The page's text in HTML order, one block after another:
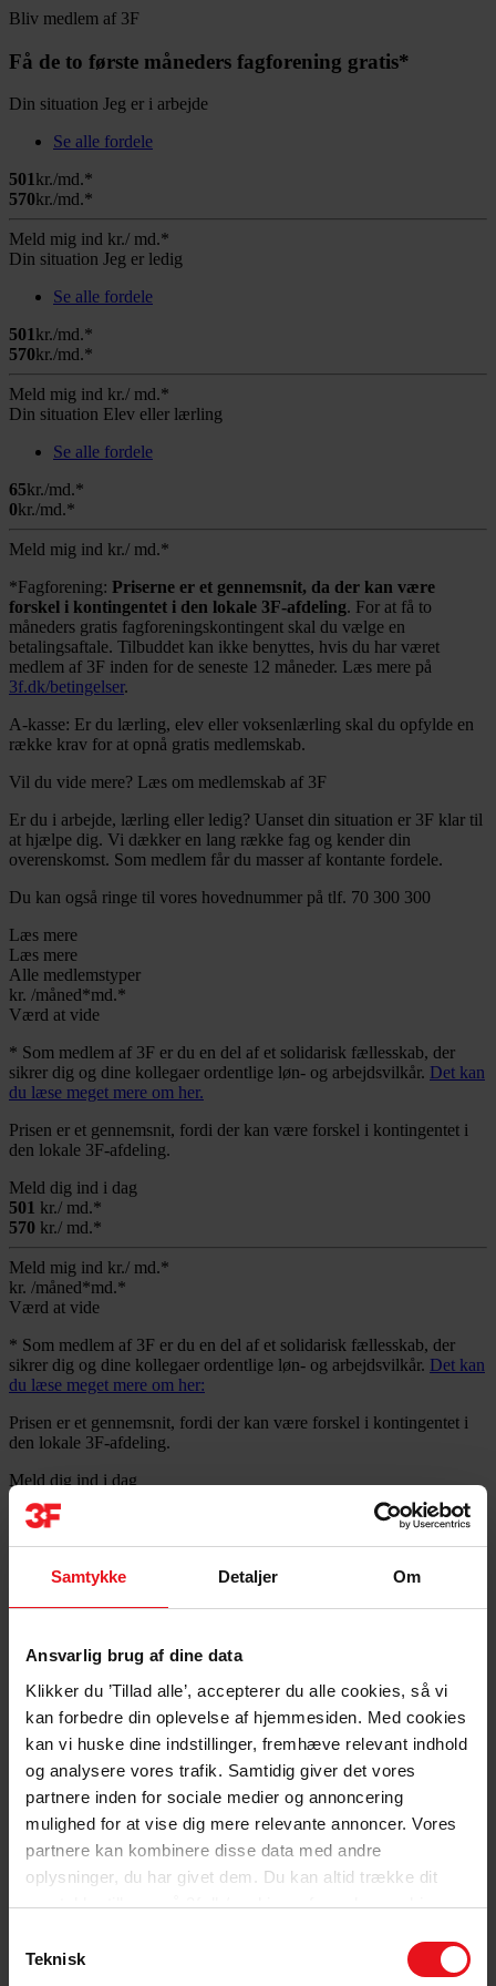
Samtykke Detaljer Om
Ansvarlig brug af dine data
Klikker du ’Tillad alle’, accepterer du alle cookies, så vi
kan forbedre din oplevelse af hjemmesiden. Med cookies
kan vi huske dine indstillinger, fremhæve relevant indhold
og analysere vores trafik. Samtidig giver det vores
partnere inden for sociale medier og annoncering
mulighed for at vise dig mere relevante annoncer. Vores
partnere kan kombinere disse data med andre
oplysninger, du har givet dem. Du kan altid trække dit
samtykke tilbage på 3f.dk/cookie og fravælge cookies
Teknisk
Bliv medlem af 3F
Få de to første måneders fagforening gratis*
Din situation Jeg er i arbejde
Se alle fordele
501kr./md.*
570kr./md.*
Meld mig ind kr./ md.*
Din situation Jeg er ledig
Se alle fordele
501kr./md.*
570kr./md.*
Meld mig ind kr./ md.*
Din situation Elev eller lærling
Se alle fordele
65kr./md.*
0kr./md.*
Meld mig ind kr./ md.*
*Fagforening: Priserne er et gennemsnit, da der kan være
forskel i kontingentet i den lokale 3F-afdeling. For at få to
måneders gratis fagforeningskontingent skal du vælge en
betalingsaftale. Tilbuddet kan ikke benyttes, hvis du har været
medlem af 3F inden for de seneste 12 måneder. Læs mere på
3f.dk/betingelser.
A-kasse: Er du lærling, elev eller voksenlærling skal du opfylde en
række krav for at opnå gratis medlemskab.
Vil du vide mere? Læs om medlemskab af 3F
Er du i arbejde, lærling eller ledig? Uanset din situation er 3F klar til
at hjælpe dig. Vi dækker en lang række fag og kender din
overenskomst. Som medlem får du masser af kontante fordele.
Du kan også ringe til vores hovednummer på tlf. 70 300 300
Læs mere
Læs mere
Alle medlemstyper
kr. /måned*md.*
Værd at vide
* Som medlem af 3F er du en del af et solidarisk fællesskab, der
sikrer dig og dine kollegaer ordentlige løn- og arbejdsvilkår. Det kan
du læse meget mere om her.
Prisen er et gennemsnit, fordi der kan være forskel i kontingentet i
den lokale 3F-afdeling.
Meld dig ind i dag
501 kr./ md.*
570 kr./ md.*
Meld mig ind kr./ md.*
kr. /måned*md.*
Værd at vide
* Som medlem af 3F er du en del af et solidarisk fællesskab, der
sikrer dig og dine kollegaer ordentlige løn- og arbejdsvilkår. Det kan
du læse meget mere om her:
Prisen er et gennemsnit, fordi der kan være forskel i kontingentet i
den lokale 3F-afdeling.
Meld dig ind i dag
501kr./ md.*
570kr./ md.*
/måned*md.*
skal melde dig ind i 3F's fagforening og a-kasse.
Meld dig ind i dag
kr./ md.*
kr./ md.*
Meld mig indkr./ md.*
/måned* md.*
Værd at vide
Som medlem af 3F er du en del af et solidarisk fællesskab, der sikrer
dig og dine kollegaer ordentlige løn- og arbejdsvilkår.Det kan du
læse meget mere om her.
den lokale 3F-afdeling.